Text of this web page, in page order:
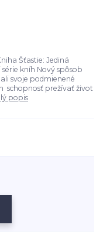
Šťastie: Jediná
kníh Nový spôsob
svoje podmienené
schopnosť prežívať život
popis